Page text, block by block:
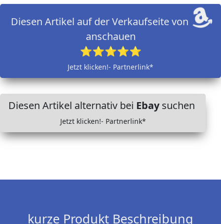
Diesen Artikel auf der Verkaufseite von
anschauen
⭐⭐⭐⭐⭐
Jetzt klicken!- Partnerlink*
Diesen Artikel alternativ bei Ebaysuchen
Jetzt klicken!- Partnerlink*
kurze Produkt Beschreibung